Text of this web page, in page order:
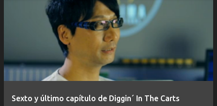
Sexto y último capítulo de Diggin´ In The Carts